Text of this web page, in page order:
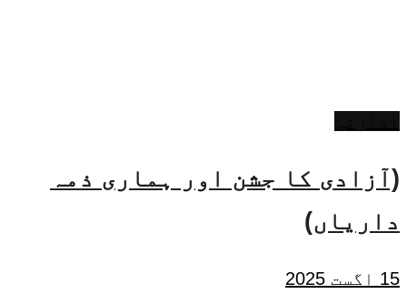
(آزادی کا جشن اور ہماری ذمہ
داریاں)
15 اگست 2025